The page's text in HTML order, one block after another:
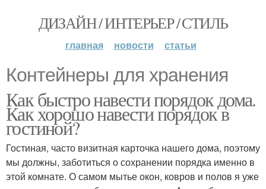
ДИЗАЙН / ИНТЕРЬЕР / СТИЛЬ
главная новости статьи
Контейнеры для хранения
Как быстро навести порядок дома.
Как хорошо навести порядок в
гостиной?
Гостиная, часто визитная карточка нашего дома, поэтому
мы должны, заботиться о сохранении порядка именно в
этой комнате. О самом мытье окон, ковров и полов я уже